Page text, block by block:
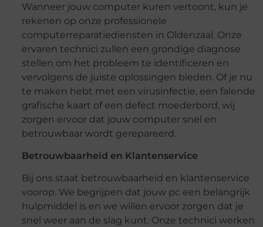
Wanneer jouw computer kuren vertoont, kun je
rekenen op onze professionele
computerreparatiediensten in Oldenzaal. Onze
ervaren technici zullen een grondige diagnose
stellen om het probleem te identificeren en
vervolgens de juiste oplossingen bieden. Of je nu
te maken hebt met een virusinfectie, een falende
grafische kaart of een defect moederbord, wij
zorgen ervoor dat jouw computer snel en
betrouwbaar wordt gerepareerd.
Betrouwbaarheid en Klantenservice
Bij ons staat betrouwbaarheid en klantenservice
voorop. We begrijpen dat jouw pc een belangrijk
hulpmiddel is en we willen ervoor zorgen dat je
snel weer aan de slag kunt. Onze technici werken